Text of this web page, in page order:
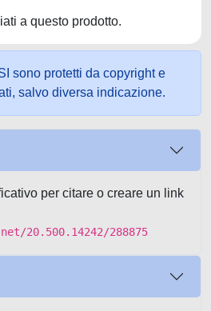
a questo prodotto.
sono protetti da copyright e
salvo diversa indicazione.
per citare o creare un link
20.500.14242/288875